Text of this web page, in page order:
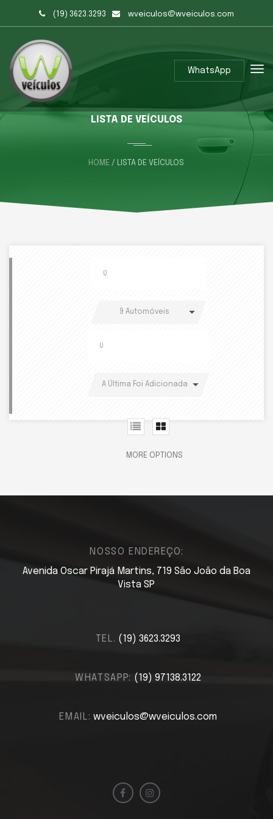
(19) 3623.3293 wveiculos@wveiculos.com
WhatsApp
LISTA DE VEÍCULOS
HOME / LISTA DE VEÍCULOS
9 Automóveis
A Última Foi Adicionada
MORE OPTIONS
NOSSO ENDEREÇO:
Avenida Oscar Pirajá Martins, 719 São João da Boa
Vista SP
TEL. (19) 3623.3293
WHATSAPP: (19) 97138.3122
EMAIL: wveiculos@wveiculos.com